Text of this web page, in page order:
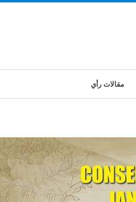
مقالات رأي